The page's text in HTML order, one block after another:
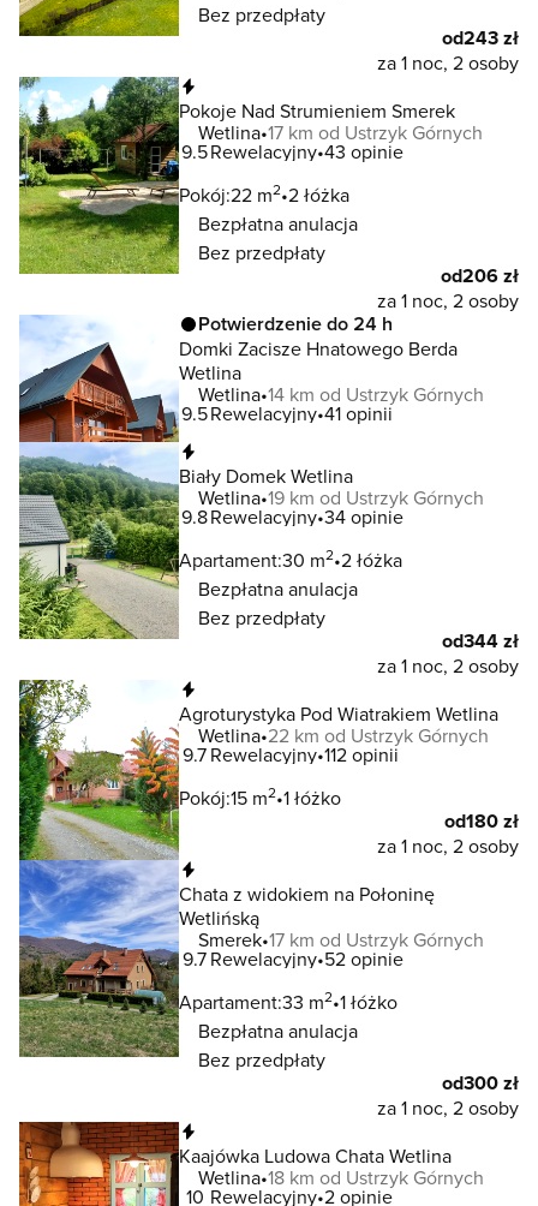
Bez przedpłaty
od243 zł
za 1 noc, 2 osoby
Pokoje Nad Strumieniem Smerek
Wetlina 17 km od Ustrzyk Górnych
9.5Rewelacyjny 43 opinie
Pokój:22 m2 2 łóżka
Bezpłatna anulacja
Bez przedpłaty
od206 zł
za 1 noc, 2 osoby
Potwierdzenie do 24 h
Domki Zacisze Hnatowego Berda
Wetlina
Wetlina 14 km od Ustrzyk Górnych
9.5Rewelacyjny 41 opinii
Biały Domek Wetlina
Wetlina 19 km od Ustrzyk Górnych
9.8Rewelacyjny 34 opinie
Apartament:30 m2 2 łóżka
Bezpłatna anulacja
Bez przedpłaty
od344 zł
za 1 noc, 2 osoby
Agroturystyka Pod Wiatrakiem Wetlina
Wetlina 22 km od Ustrzyk Górnych
9.7Rewelacyjny 112 opinii
Pokój:15 m2 1 łóżko
od180 zł
za 1 noc, 2 osoby
Chata z widokiem na Połoninę
Wetlińską
Smerek 17 km od Ustrzyk Górnych
9.7Rewelacyjny 52 opinie
Apartament:33 m2 1 łóżko
Bezpłatna anulacja
Bez przedpłaty
od300 zł
za 1 noc, 2 osoby
Kaajówka Ludowa Chata Wetlina
Wetlina 18 km od Ustrzyk Górnych
10 Rewelacyjny 2 opinie